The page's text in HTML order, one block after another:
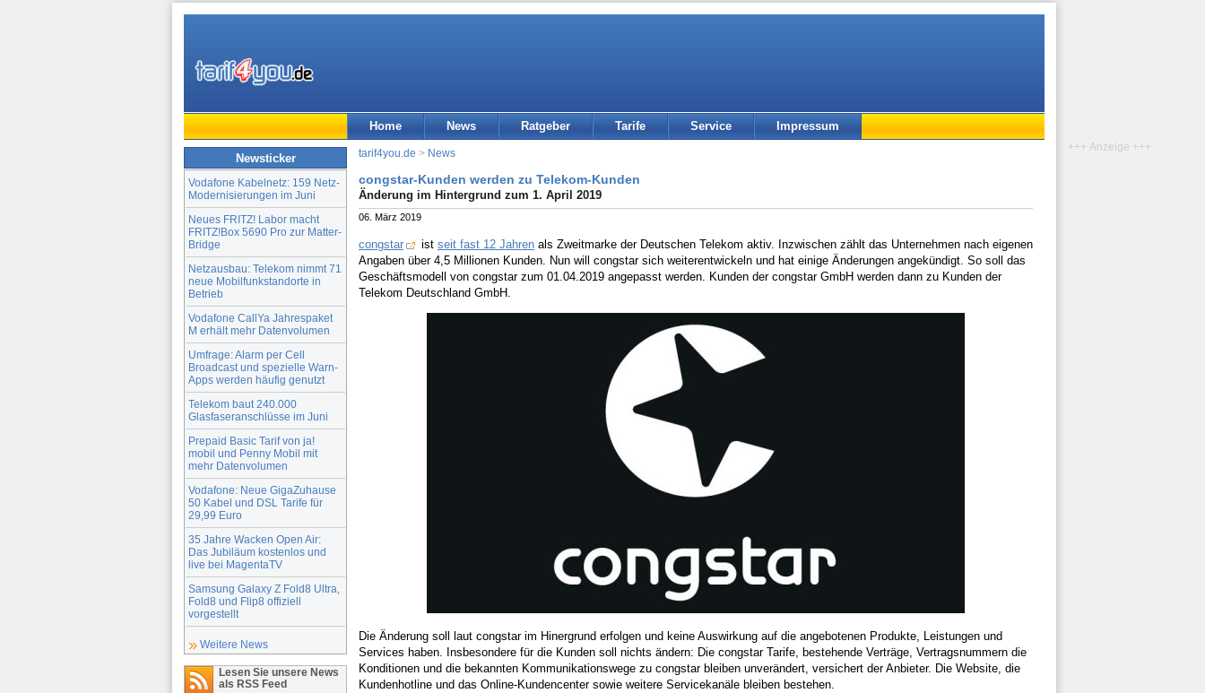
Home News Ratgeber Tarife Service Impressum
Newsticker
Vodafone Kabelnetz: 159 Netz-
Modernisierungen im Juni
Neues FRITZ! Labor macht
FRITZ!Box 5690 Pro zur Matter-
Bridge
Netzausbau: Telekom nimmt 71
neue Mobilfunkstandorte in
Betrieb
Vodafone CallYa Jahrespaket
M erhält mehr Datenvolumen
Umfrage: Alarm per Cell
Broadcast und spezielle Warn-
Apps werden häufig genutzt
Telekom baut 240.000
Glasfaseranschlüsse im Juni
Prepaid Basic Tarif von ja!
mobil und Penny Mobil mit
mehr Datenvolumen
Vodafone: Neue GigaZuhause
50 Kabel und DSL Tarife für
29,99 Euro
35 Jahre Wacken Open Air:
Das Jubiläum kostenlos und
live bei MagentaTV
Samsung Galaxy Z Fold8 Ultra,
Fold8 und Flip8 offiziell
vorgestellt
Weitere News
Lesen Sie unsere News
als RSS Feed
tarif4you.de > News
congstar-Kunden werden zu Telekom-Kunden
Änderung im Hintergrund zum 1. April 2019
06. März 2019
congstar ist seit fast 12 Jahren als Zweitmarke der Deutschen Telekom aktiv. Inzwischen zählt das Unternehmen nach eigenen
Angaben über 4,5 Millionen Kunden. Nun will congstar sich weiterentwickeln und hat einige Änderungen angekündigt. So soll das
Geschäftsmodell von congstar zum 01.04.2019 angepasst werden. Kunden der congstar GmbH werden dann zu Kunden der
Telekom Deutschland GmbH.
Die Änderung soll laut congstar im Hinergrund erfolgen und keine Auswirkung auf die angebotenen Produkte, Leistungen und
Services haben. Insbesondere für die Kunden soll nichts ändern: Die congstar Tarife, bestehende Verträge, Vertragsnummern die
Konditionen und die bekannten Kommunikationswege zu congstar bleiben unverändert, versichert der Anbieter. Die Website, die
Kundenhotline und das Online-Kundencenter sowie weitere Servicekanäle bleiben bestehen.
+++ Anzeige +++